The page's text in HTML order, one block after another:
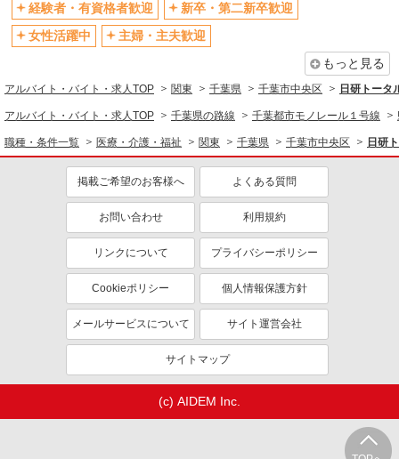
時給：1250円〜 ※資格や経験などによる
千葉県千葉市中央区
キープ 詳細を見る
派遣社員
株式会社kotrio /●CB-H-2001384
浜野駅｜家庭と両立できる＊デイサービス看護
師【夜勤なし】
時給2400円〜3000円 ＜日払い有/週払い有/交
通費全支給(ガソリン代含む)＞
千葉市中央区|最寄り駅：浜野
詳細を見る
株式会社トラストグロース 新宿本社 第1営業部
有料老人ホームでの看護師
時給：2000円〜2200円 ※資格や経験による
千葉県千葉市中央区
社割・特典あり
研修制度あり
資格取得支援制度あり
医療・介護・福祉
看護師・保健師・看護助手・助産師
同じ特徴から求人を探す
未経験歓迎
ミドル（40代～）活躍中
週2～3日勤務OK
社会保険あり
経験者・有資格者歓迎
新卒・第二新卒歓迎
女性活躍中
主婦・主夫歓迎
もっと見る
アルバイト・バイト・求人TOP 関東 千葉県 千葉市中央区 日研トータ
アルバイト・バイト・求人TOP 千葉県の路線 千葉都市モノレール１号線
職種・条件一覧 医療・介護・福祉 関東 千葉県 千葉市中央区 日研
掲載ご希望のお客様へ よくある質問
お問い合わせ 利用規約
リンクについて プライバシーポリシー
Cookieポリシー 個人情報保護方針
メールサービスについて サイト運営会社
サイトマップ
(c) AIDEM Inc.